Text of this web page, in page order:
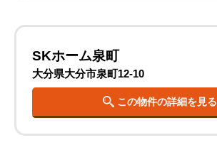
SKホーム泉町
大分県大分市泉町12-10
この物件の詳細を見る